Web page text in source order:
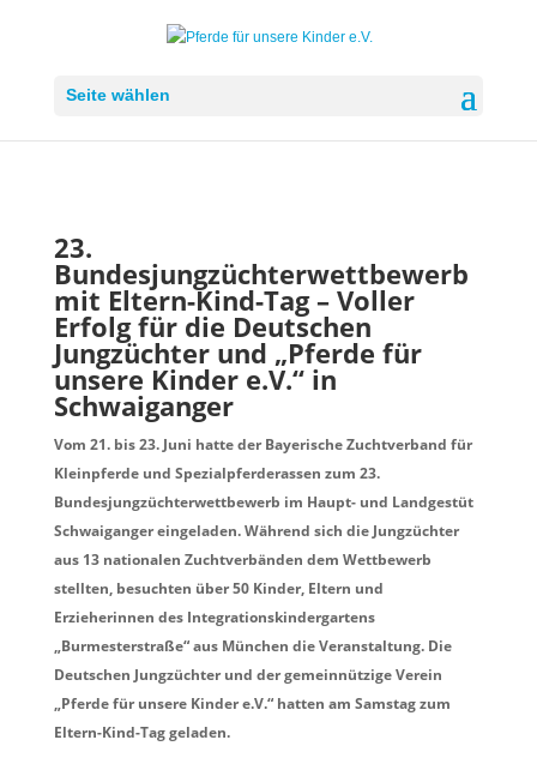
Seite wählen
23.
Bundesjungzüchterwettbewerb
mit Eltern-Kind-Tag – Voller
Erfolg für die Deutschen
Jungzüchter und „Pferde für
unsere Kinder e.V.“ in
Schwaiganger
Vom 21. bis 23. Juni hatte der Bayerische Zuchtverband für
Kleinpferde und Spezialpferderassen zum 23.
Bundesjungzüchterwettbewerb im Haupt- und Landgestüt
Schwaiganger eingeladen. Während sich die Jungzüchter
aus 13 nationalen Zuchtverbänden dem Wettbewerb
stellten, besuchten über 50 Kinder, Eltern und
Erzieherinnen des Integrationskindergartens
„Burmesterstraße“ aus München die Veranstaltung. Die
Deutschen Jungzüchter und der gemeinnützige Verein
„Pferde für unsere Kinder e.V.“ hatten am Samstag zum
Eltern-Kind-Tag geladen.